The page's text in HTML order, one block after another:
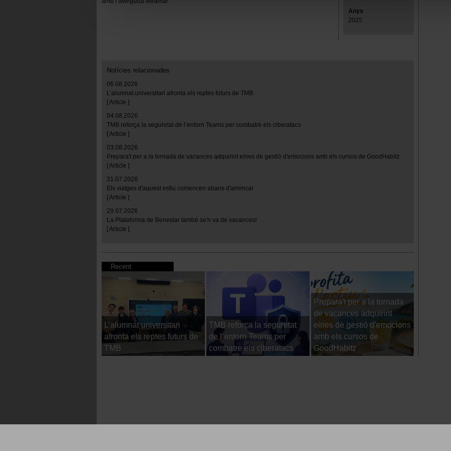
Las cookies necesarias son imprescindibles para el funcionamiento de la web y, por tanto, si
Política de cookies
En cualquier momento de la navegación en esta web, podrás modificar tu selección de
“Gestor de cookies”, que encontrarás en el menú de la parte inferior de la web.
Anys
2025
Notícies relacionades
06.08.2026
L’alumnat universitari afronta els reptes futurs de TMB
[ Article ]
04.08.2026
TMB reforça la seguretat de l’entorn Teams per combatre els ciberatacs
[ Article ]
03.08.2026
Prepara't per a la tornada de vacances adquirint eines de gestió d'emocions amb els cursos de GoodHabitz
[ Article ]
31.07.2026
Els viatges d'aquest estiu comencen abans d'arrencar
[ Article ]
29.07.2026
La Plataforma de Benestar també se'n va de vacances!
[ Article ]
Recent
L’alumnat universitari
afronta els reptes futurs de
TMB
TMB reforça la seguretat
de l’entorn Teams per
combatre els ciberatacs
Prepara't per a la tornada
de vacances adquirint
eines de gestió d'emocions
amb els cursos de
GoodHabitz
Els
d'arrencar